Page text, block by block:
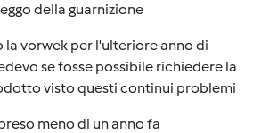
della guarnizione
la vorwek per l'ulteriore anno di
se fosse possibile richiedere la
visto questi continui problemi
meno di un anno fa